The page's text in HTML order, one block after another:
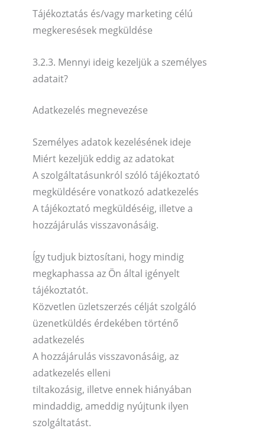
Tájékoztatás és/vagy marketing célú
megkeresések megküldése
3.2.3. Mennyi ideig kezeljük a személyes
adatait?
Adatkezelés megnevezése
Személyes adatok kezelésének ideje
Miért kezeljük eddig az adatokat
A szolgáltatásunkról szóló tájékoztató
megküldésére vonatkozó adatkezelés
A tájékoztató megküldéséig, illetve a
hozzájárulás visszavonásáig.
Így tudjuk biztosítani, hogy mindig
megkaphassa az Ön által igényelt
tájékoztatót.
Közvetlen üzletszerzés célját szolgáló
üzenetküldés érdekében történő
adatkezelés
A hozzájárulás visszavonásáig, az
adatkezelés elleni
tiltakozásig, illetve ennek hiányában
mindaddig, ameddig nyújtunk ilyen
szolgáltatást.